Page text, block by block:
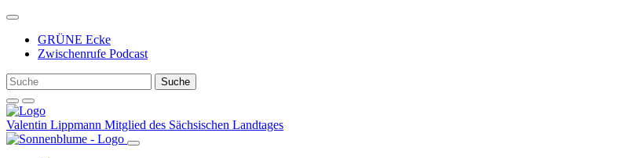
Weiter
Inhalt
GRÜNE Ecke
Zwischenrufe Podcast
Valentin Lippmann Mitglied des Sächsischen Landtages